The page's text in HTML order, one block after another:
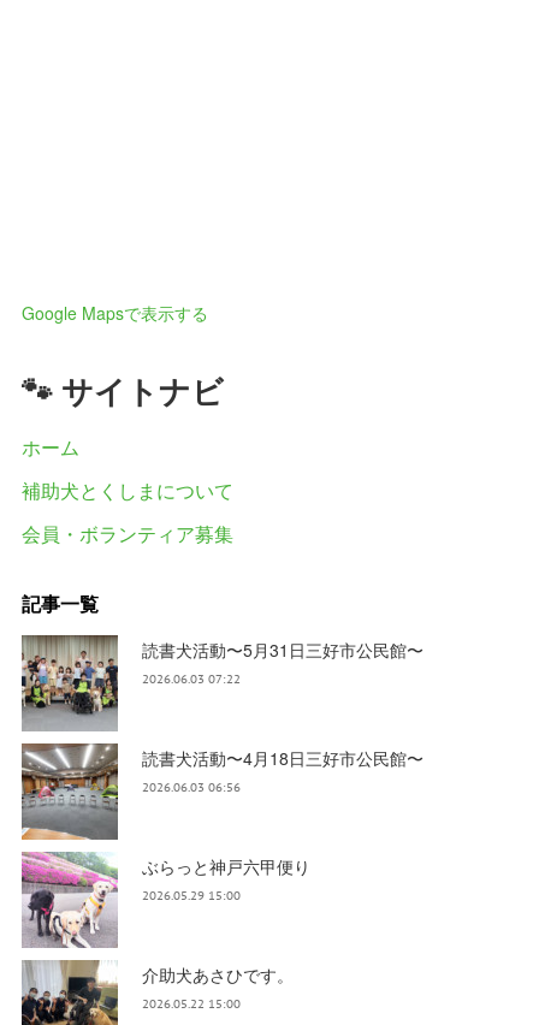
Google Mapsで表示する
🐾 サイトナビ
ホーム
補助犬とくしまについて
会員・ボランティア募集
記事一覧
読書犬活動〜5月31日三好市公民館〜
2026.06.03 07:22
読書犬活動〜4月18日三好市公民館〜
2026.06.03 06:56
ぶらっと神戸六甲便り
2026.05.29 15:00
介助犬あさひです。
2026.05.22 15:00